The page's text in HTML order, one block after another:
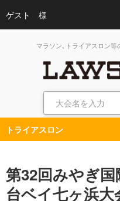
ゲスト 様
マラソン､トライアスロン
トライアスロン
第32回みやぎ
台ベイ七ヶ浜大